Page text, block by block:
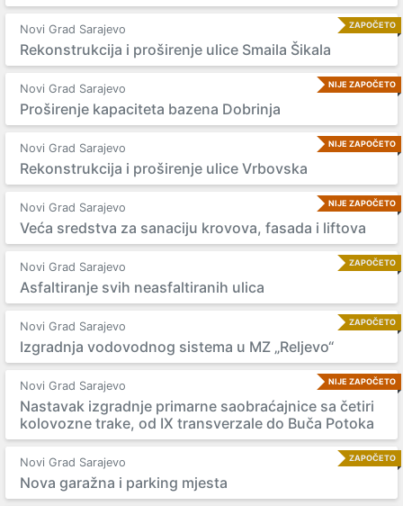
ZAPOČETO
Novi Grad Sarajevo
Rekonstrukcija i proširenje ulice Smaila Šikala
NIJE ZAPOČETO
Novi Grad Sarajevo
Proširenje kapaciteta bazena Dobrinja
NIJE ZAPOČETO
Novi Grad Sarajevo
Rekonstrukcija i proširenje ulice Vrbovska
NIJE ZAPOČETO
Novi Grad Sarajevo
Veća sredstva za sanaciju krovova, fasada i liftova
ZAPOČETO
Novi Grad Sarajevo
Asfaltiranje svih neasfaltiranih ulica
ZAPOČETO
Novi Grad Sarajevo
Izgradnja vodovodnog sistema u MZ „Reljevo“
NIJE ZAPOČETO
Novi Grad Sarajevo
Nastavak izgradnje primarne saobraćajnice sa četiri
kolovozne trake, od IX transverzale do Buča Potoka
ZAPOČETO
Novi Grad Sarajevo
Nova garažna i parking mjesta